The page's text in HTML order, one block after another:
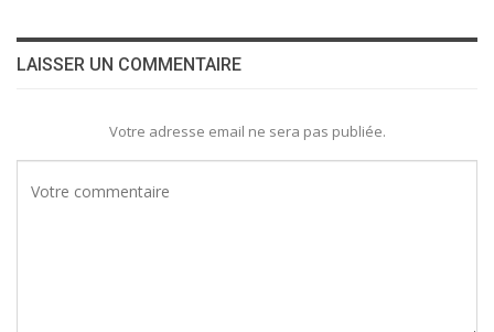
LAISSER UN COMMENTAIRE
Votre adresse email ne sera pas publiée.